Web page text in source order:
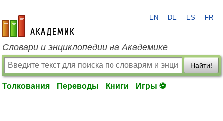
academic.ru
EN DE ES FR
Словари и энциклопедии на Академике
Найти!
Толкования Переводы Книги Игры ⚽